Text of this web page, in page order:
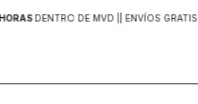
DENTRO DE MVD | | ENVÍOS GRATIS